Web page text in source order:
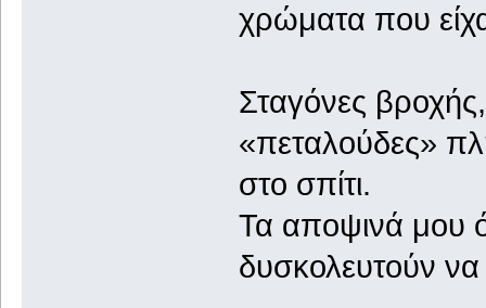
χρώματα που
Σταγόνες βροχής,
«πεταλούδες»
στο σπίτι.
Τα αποψινά μου
δυσκολευτούν